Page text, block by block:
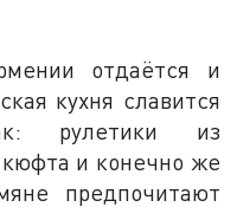
отдаётся и
кухня славится
рулетики из
и конечно же
предпочитают